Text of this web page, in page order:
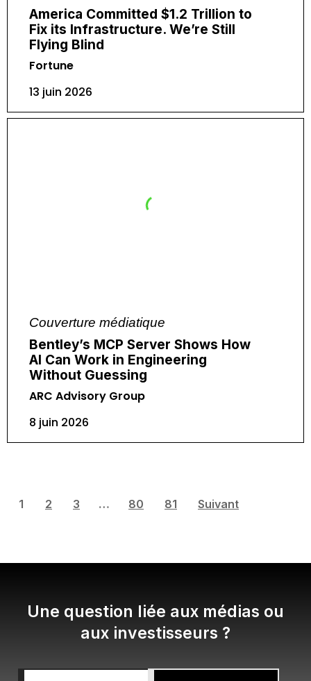
America Committed $1.2 Trillion to
Fix its Infrastructure. We’re Still
Flying Blind
Fortune
13 juin 2026
Couverture médiatique
Bentley’s MCP Server Shows How
AI Can Work in Engineering
Without Guessing
ARC Advisory Group
8 juin 2026
1 2 3 … 80 81 Suivant
Une question liée aux médias ou
aux investisseurs ?